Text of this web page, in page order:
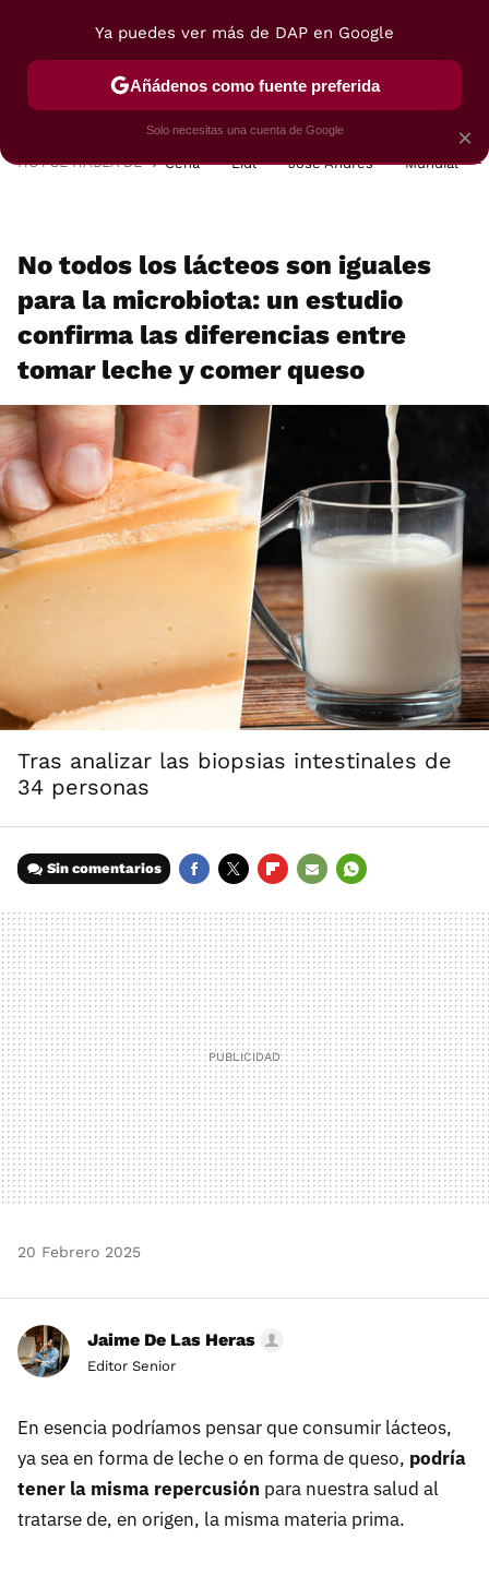
POSTRES VIAJES SELECCIÓN VEGUI
HOY SE HABLA DE Cena Lidl José Andrés Mundial
No todos los lácteos son iguales
para la microbiota: un estudio
confirma las diferencias entre
tomar leche y comer queso
Tras analizar las biopsias intestinales de
34 personas
Sin comentarios
MAIL
20 Febrero 2025
Jaime De Las Heras
Editor Senior
En esencia podríamos pensar que consumir lácteos,
ya sea en forma de leche o en forma de queso, podría
tener la misma repercusión para nuestra salud al
tratarse de, en origen, la misma materia prima.
×
Ya puedes ver más de DAP en Google
Añádenos como fuente preferida
Solo necesitas una cuenta de Google